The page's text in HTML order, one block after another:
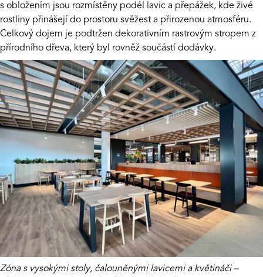
s obložením jsou rozmístěny podél lavic a přepážek, kde živé
rostliny přinášejí do prostoru svěžest a přirozenou atmosféru.
Celkový dojem je podtržen dekorativním rastrovým stropem z
přírodního dřeva, který byl rovněž součástí dodávky.
Zóna s vysokými stoly, čalouněnými lavicemi a květináči –